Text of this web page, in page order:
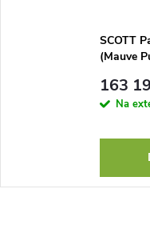
SCOTT
(Mauve
163
Na